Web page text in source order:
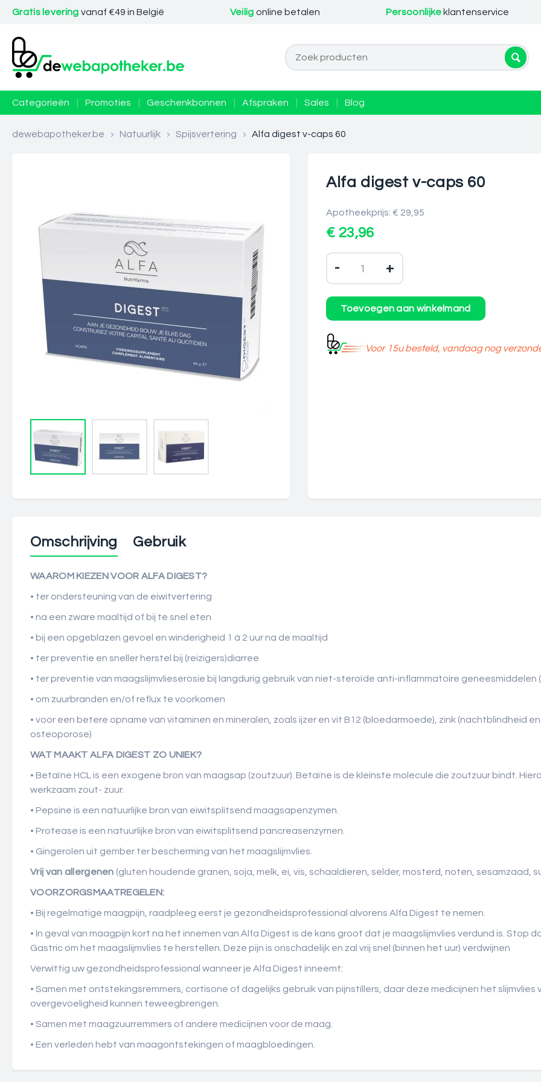
Gratis levering vanaf €49 in België Veilig online betalen Persoonlijke klantenservice
Categorieën Promoties Geschenkbonnen Afspraken Sales Blog
dewebapotheker.be > Natuurlijk > Spijsvertering > Alfa digest v-caps 60
Alfa digest v-caps 60
Apotheekprijs: € 29,95
€ 23,96
- +
Voor 15u besteld, vandaag nog
Omschrijving Gebruik
WAAROM KIEZEN VOOR ALFA DIGEST?
• ter ondersteuning van de eiwitvertering
• na een zware maaltijd of bij te snel eten
• bij een opgeblazen gevoel en winderigheid 1 à 2 uur na de maaltijd
• ter preventie en sneller herstel bij (reizigers)diarree
• ter preventie van maagslijmvlieserosie bij langdurig gebruik van niet-steroïde anti-inflammatoire geneesmiddelen
• om zuurbranden en/of reflux te voorkomen
• voor een betere opname van vitaminen en mineralen, zoals ijzer en vit B12 (bloedarmoede), zink (nachtblindheid
osteoporose)
WAT MAAKT ALFA DIGEST ZO UNIEK?
• Betaïne HCL is een exogene bron van maagsap (zoutzuur). Betaïne is de kleinste molecule die zoutzuur bindt.
werkzaam zout- zuur.
• Pepsine is een natuurlijke bron van eiwitsplitsend maagsapenzymen.
• Protease is een natuurlijke bron van eiwitsplitsend pancreasenzymen.
• Gingerolen uit gember ter bescherming van het maagslijmvlies.
Vrij van allergenen (gluten houdende granen, soja, melk, ei, vis, schaaldieren, selder, mosterd, noten, sesamzaad,
VOORZORGSMAATREGELEN:
• Bij regelmatige maagpijn, raadpleeg eerst je gezondheidsprofessional alvorens Alfa Digest te nemen.
• In geval van maagpijn kort na het innemen van Alfa Digest is de kans groot dat je maagslijmvlies verdund is. Stop
Gastric om het maagslijmvlies te herstellen. Deze pijn is onschadelijk en zal vrij snel (binnen het uur) verdwijnen
Verwittig uw gezondheidsprofessional wanneer je Alfa Digest inneemt:
• Samen met ontstekingsremmers, cortisone of dagelijks gebruik van pijnstillers, daar deze medicijnen het
overgevoeligheid kunnen teweegbrengen.
• Samen met maagzuurremmers of andere medicijnen voor de maag.
• Een verleden hebt van maagontstekingen of maagbloedingen.